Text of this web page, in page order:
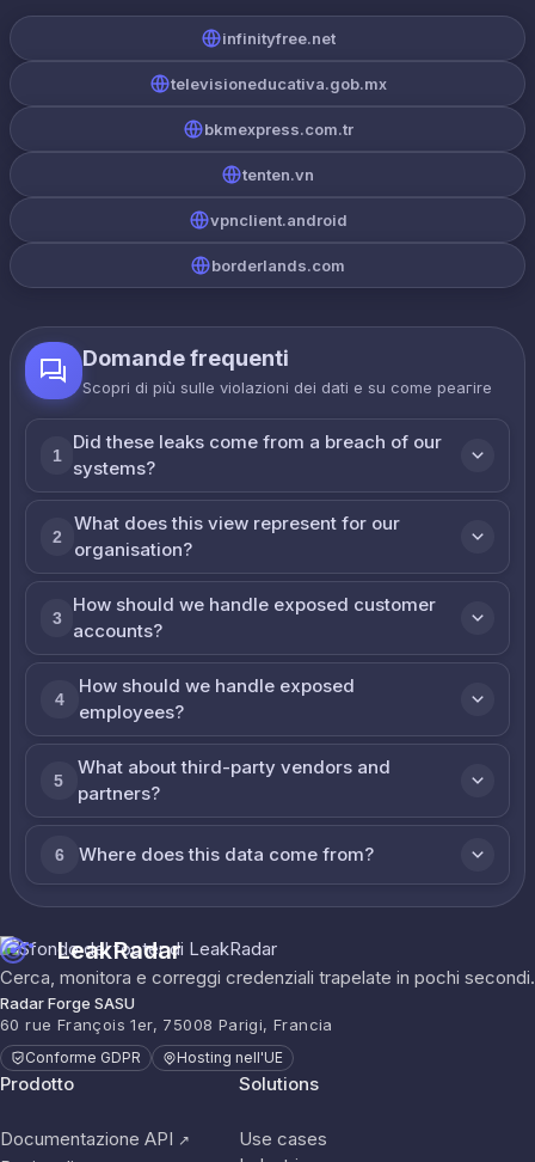
infinityfree.net
televisioneducativa.gob.mx
bkmexpress.com.tr
tenten.vn
vpnclient.android
borderlands.com
Domande frequenti
Scopri di più sulle violazioni dei dati e su come реагire
1
Did these leaks come from a breach of our
systems?
2
What does this view represent for our
organisation?
3
How should we handle exposed customer
accounts?
4
How should we handle exposed
employees?
5
What about third-party vendors and
partners?
6 Where does this data come from?
LeakRadar
Cerca, monitora e correggi credenziali trapelate in pochi secondi.
Radar Forge SASU
60 rue François 1er, 75008 Parigi, Francia
Conforme GDPR Hosting nell'UE
Prodotto
Documentazione API ↗
Solutions
Use cases